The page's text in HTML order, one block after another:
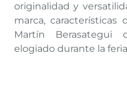
originalidad y
marca,
Martín Berasategui
elogiado durante la